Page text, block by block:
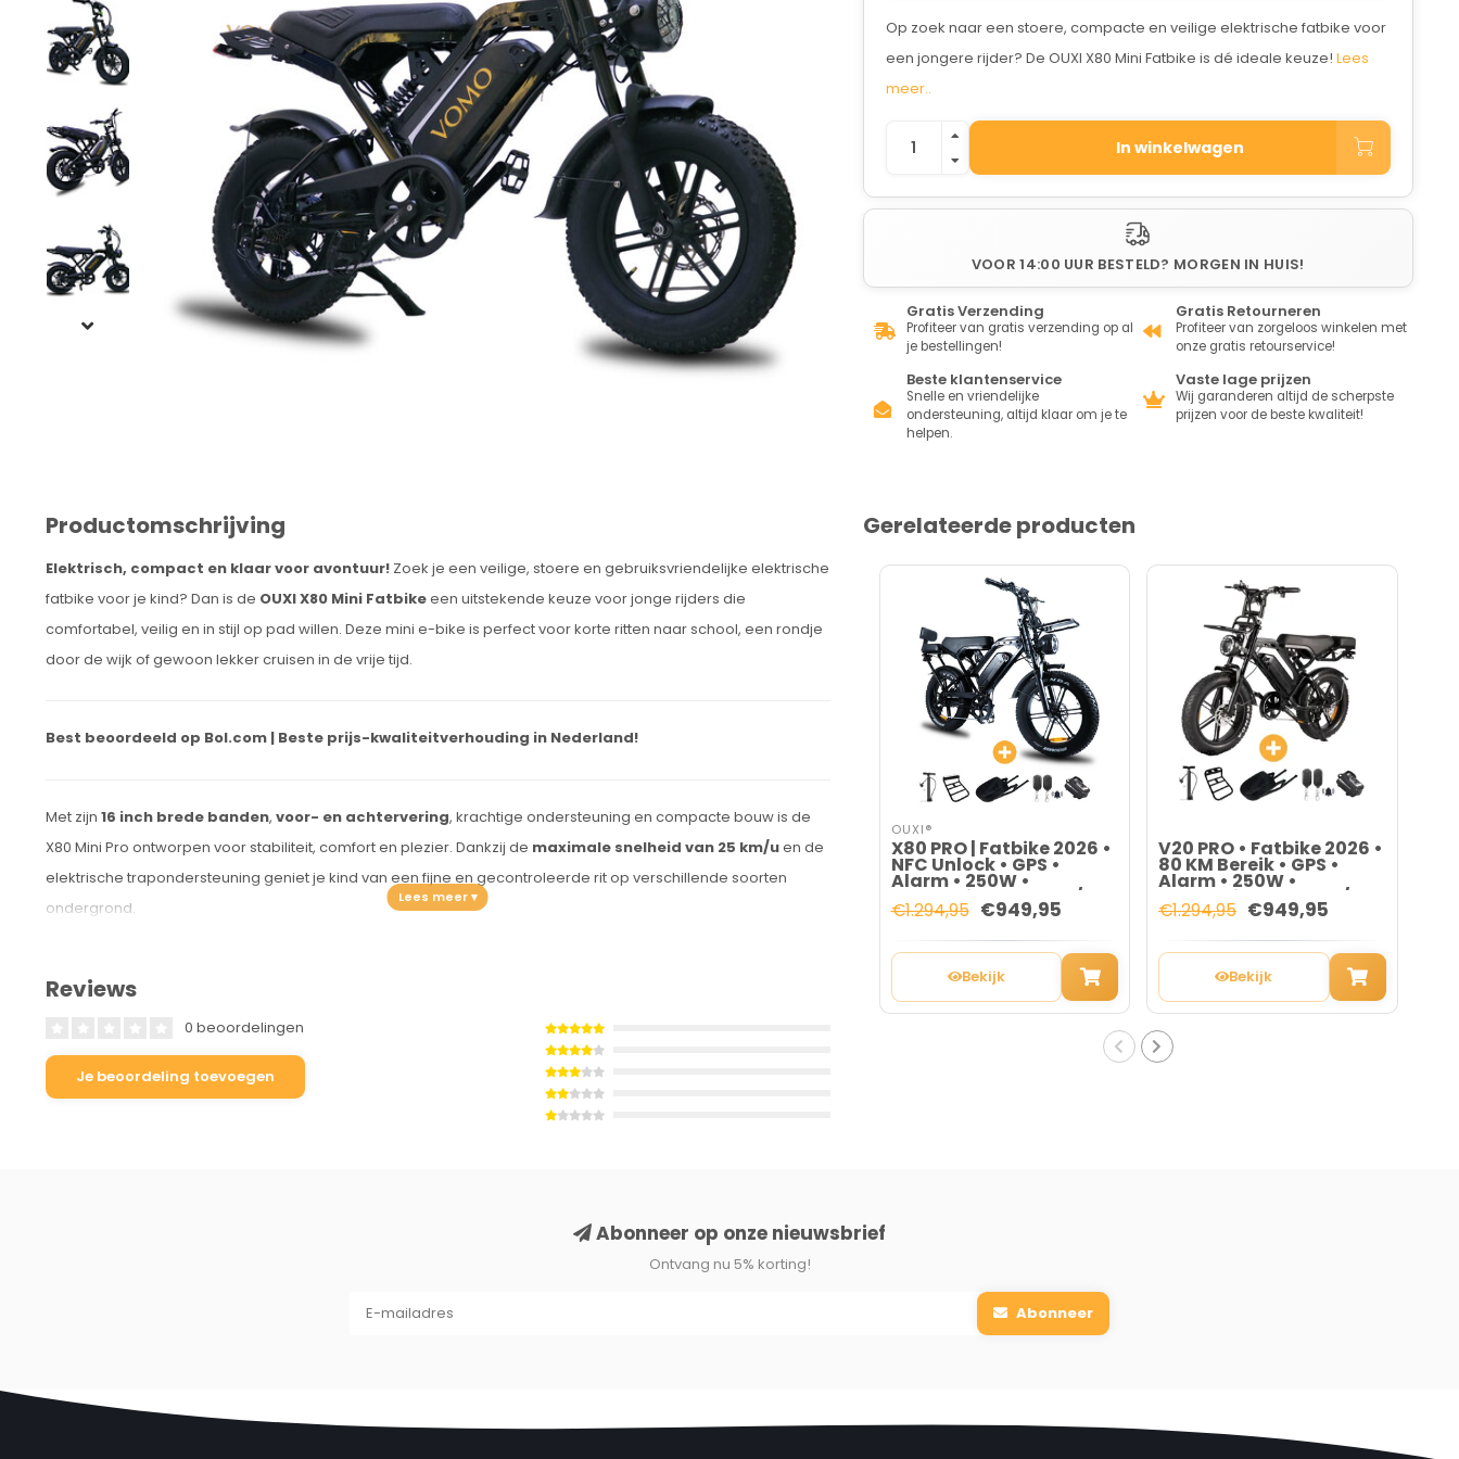
Op zoek naar een stoere, compacte en veilige elektrische fatbike voor
een jongere rijder? De OUXI X80 Mini Fatbike is dé ideale keuze! Lees
meer..
In winkelwagen
VOOR 14:00 UUR BESTELD? MORGEN IN HUIS!
Gratis Verzending
Profiteer van gratis verzending op al
je bestellingen!
Gratis Retourneren
Profiteer van zorgeloos winkelen met
onze gratis retourservice!
Beste klantenservice
Snelle en vriendelijke
ondersteuning, altijd klaar om je te
helpen.
Vaste lage prijzen
Wij garanderen altijd de scherpste
prijzen voor de beste kwaliteit!
Productomschrijving
Elektrisch, compact en klaar voor avontuur! Zoek je een veilige, stoere en gebruiksvriendelijke elektrische
fatbike voor je kind? Dan is de OUXI X80 Mini Fatbikeeen uitstekende keuze voor jonge rijders die
comfortabel, veilig en in stijl op pad willen. Deze mini e-bike is perfect voor korte ritten naar school, een rondje
door de wijk of gewoon lekker cruisen in de vrije tijd.
Best beoordeeld op Bol.com | Beste prijs-kwaliteitverhouding in Nederland!
Met zijn 16 inch brede banden, voor- en achtervering, krachtige ondersteuning en compacte bouw is de
X80 Mini Pro ontworpen voor stabiliteit, comfort en plezier. Dankzij de maximale snelheid van 25 km/uen de
elektrische trapondersteuning geniet je kind van een fijne en gecontroleerde rit op verschillende soorten
ondergrond.
jonge rijders direct enthousiast van worden.
Reviews
0 beoordelingen
Je beoordeling toevoegen
Gerelateerde producten
OUXI®
X80 PRO | Fatbike 2026 •
NFC Unlock • GPS •
Alarm • 250W •
Hydraulisch • 25 km/u
(Legaal)
€1.294,95 €949,95
Bekijk
V20 PRO • Fatbike 2026 •
80 KM Bereik • GPS •
Alarm • 250W •
Hydraulisch • 25 km/u +
Accesoires(t.w.v.
€1.294,95 €949,95
Bekijk
Abonneer op onze nieuwsbrief
Ontvang nu 5% korting!
Abonneer